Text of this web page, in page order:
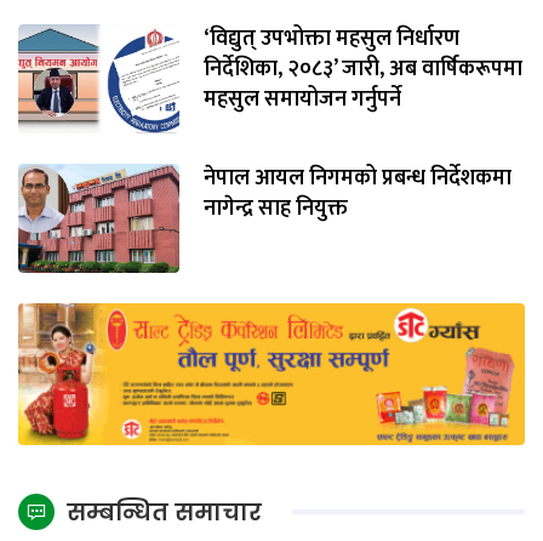
‘विद्युत् उपभोक्ता महसुल निर्धारण
निर्देशिका, २०८३’ जारी, अब वार्षिकरूपमा
महसुल समायोजन गर्नुपर्ने
नेपाल आयल निगमको प्रबन्ध निर्देशकमा
नागेन्द्र साह नियुक्त
सम्बन्धित समाचार